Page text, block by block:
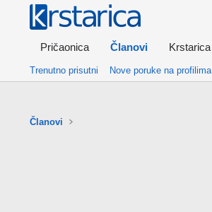
Pričaonica Članovi Krstarica
Trenutno prisutni Nove poruke na profilima
Članovi